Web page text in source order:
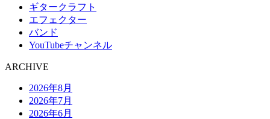
ギタークラフト
エフェクター
バンド
YouTubeチャンネル
ARCHIVE
2026年8月
2026年7月
2026年6月